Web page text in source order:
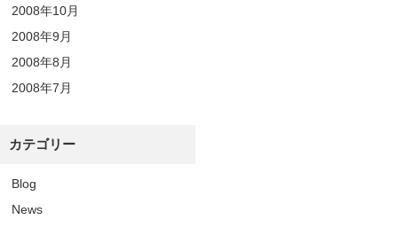
2008年10月
2008年9月
2008年8月
2008年7月
カテゴリー
Blog
News